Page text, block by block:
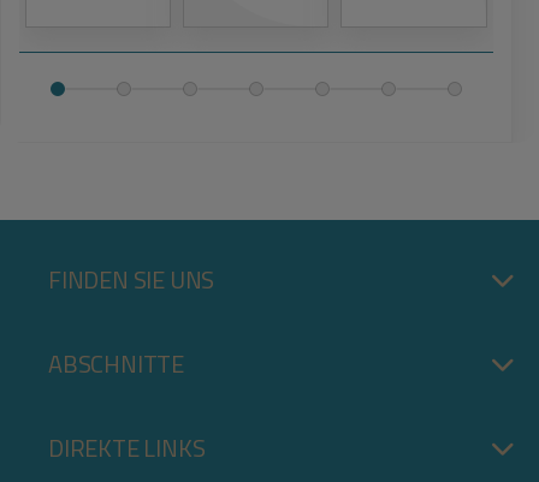
FINDEN SIE UNS
ABSCHNITTE
DIREKTE LINKS